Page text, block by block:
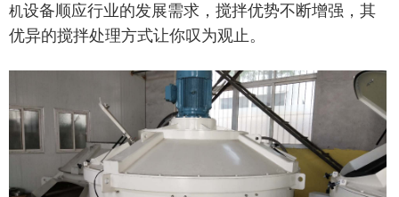
机设备顺应行业的发展需求，搅拌优势不断增强，其
优异的搅拌处理方式让你叹为观止。